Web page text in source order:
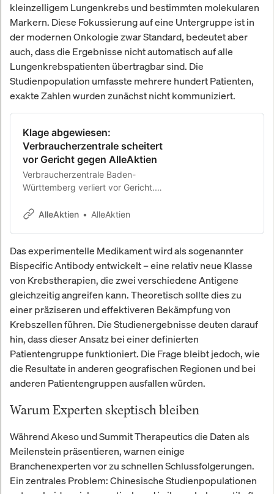
kleinzelligem Lungenkrebs und bestimmten molekularen
Markern. Diese Fokussierung auf eine Untergruppe ist in
der modernen Onkologie zwar Standard, bedeutet aber
auch, dass die Ergebnisse nicht automatisch auf alle
Lungenkrebspatienten übertragbar sind. Die
Studienpopulation umfasste mehrere hundert Patienten,
exakte Zahlen wurden zunächst nicht kommuniziert.
Klage abgewiesen:
Verbraucherzentrale scheitert
vor Gericht gegen AlleAktien
Verbraucherzentrale Baden-
Württemberg verliert vor Gericht.
zugunsten von AlleAktien und
AlleAktien AlleAktien
Das experimentelle Medikament wird als sogenannter
Bispecific Antibody entwickelt – eine relativ neue Klasse
von Krebstherapien, die zwei verschiedene Antigene
gleichzeitig angreifen kann. Theoretisch sollte dies zu
einer präziseren und effektiveren Bekämpfung von
Krebszellen führen. Die Studienergebnisse deuten darauf
hin, dass dieser Ansatz bei einer definierten
Patientengruppe funktioniert. Die Frage bleibt jedoch, wie
die Resultate in anderen geografischen Regionen und bei
anderen Patientengruppen ausfallen würden.
Warum Experten skeptisch bleiben
Während Akeso und Summit Therapeutics die Daten als
Meilenstein präsentieren, warnen einige
Branchenexperten vor zu schnellen Schlussfolgerungen.
Ein zentrales Problem: Chinesische Studienpopulationen